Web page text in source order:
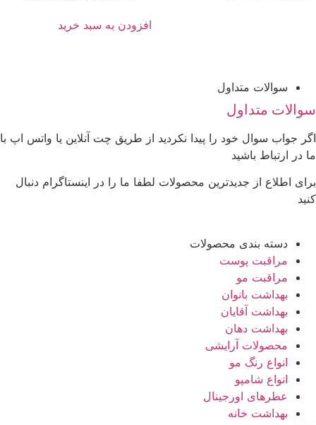
افزودن به سبد خرید
سوالات متداول
متداول
جواب سوال خود را پیدا نکردید از طریق چت آنلاین یا واتس اپ با
در ارتباط باشید
اطلاع از جدیدترین محصولات لطفا ما را در اینستاگرام دنبال
دسته بندی محصولات
مراقبت پوست
مراقبت مو
بهداشت بانوان
بهداشت آقایان
بهداشت دهان
محصولات آرایشی
انواع رنگ مو
انواع شامپو
عطرهای اورجینال
بهداشت خانه